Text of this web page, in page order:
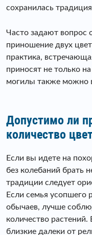
сохранилась
Часто задают вопрос
приношение двух
практика,
приносят не только
могилы также можно
Допустимо ли
количество
Если вы идете на
без колебаний брать
традиции следует
Если семья усопшего
обычаев, лучше
количество
близкие далеки от